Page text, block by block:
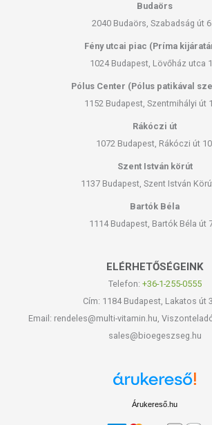
Budaörs
2040 Budaörs, Szabadság út
Fény utcai piac (Príma
1024 Budapest, Lövőház utca
Pólus Center (Pólus patikával
1152 Budapest, Szentmihályi út
Rákóczi út
1072 Budapest, Rákóczi út
Szent István körút
1137 Budapest, Szent István
Bartók Béla
1114 Budapest, Bartók Béla út
ELÉRHETŐSÉGEINK
Telefon: +36-1-255-0555
Cím: 1184 Budapest, Lakatos út
Email: rendeles@multi-vitamin.hu,
sales@bioegeszseg.hu
Árukereső.hu